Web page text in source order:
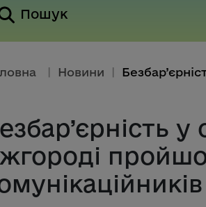
Пошук
Новини
у